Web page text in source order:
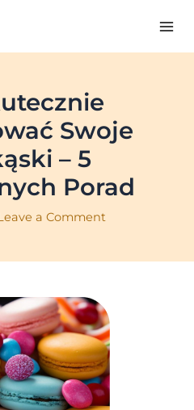
Swoje
– 5
Porad
a Comment